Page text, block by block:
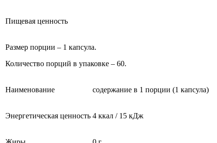
Пищевая ценность
Размер порции – 1 капсула.
Количество порций в упаковке – 60.
Наименование содержание в 1 порции (1 капсула)
Энергетическая ценность 4 ккал / 15 кДж